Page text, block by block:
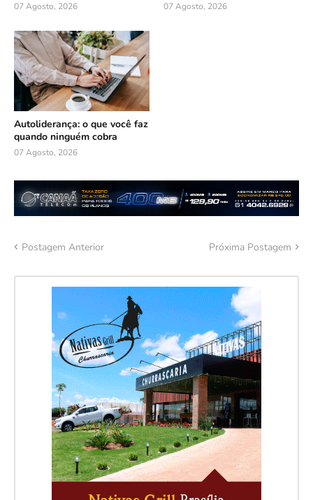
07 Agosto, 2026 07 Agosto, 2026
Autoliderança: o que você faz
quando ninguém cobra
07 Agosto, 2026
Postagem Anterior Próxima Postagem